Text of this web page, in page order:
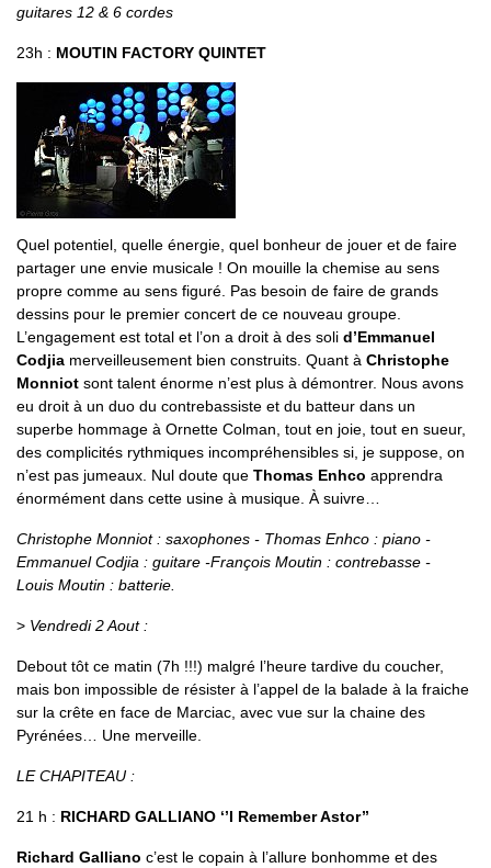
guitares 12 & 6 cordes
23h : MOUTIN FACTORY QUINTET
Quel potentiel, quelle énergie, quel bonheur de jouer et de faire
partager une envie musicale ! On mouille la chemise au sens
propre comme au sens figuré. Pas besoin de faire de grands
dessins pour le premier concert de ce nouveau groupe.
L’engagement est total et l’on a droit à des soli d’Emmanuel
Codjia merveilleusement bien construits. Quant à Christophe
Monniot sont talent énorme n’est plus à démontrer. Nous avons
eu droit à un duo du contrebassiste et du batteur dans un
superbe hommage à Ornette Colman, tout en joie, tout en sueur,
des complicités rythmiques incompréhensibles si, je suppose, on
n’est pas jumeaux. Nul doute que Thomas Enhco apprendra
énormément dans cette usine à musique. À suivre…
Christophe Monniot : saxophones - Thomas Enhco : piano -
Emmanuel Codjia : guitare -François Moutin : contrebasse -
Louis Moutin : batterie.
> Vendredi 2 Aout :
Debout tôt ce matin (7h !!!) malgré l’heure tardive du coucher,
mais bon impossible de résister à l’appel de la balade à la fraiche
sur la crête en face de Marciac, avec vue sur la chaine des
Pyrénées… Une merveille.
LE CHAPITEAU :
21 h : RICHARD GALLIANO ‘’I Remember Astor’’
Richard Galliano c’est le copain à l’allure bonhomme et des